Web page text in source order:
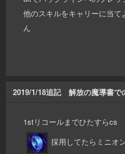
他のスキルをキャリーに当
ん
2019/1/18追記 解放の魔導書で
1stリコールまでひたすらcs
採用してたらミニオ